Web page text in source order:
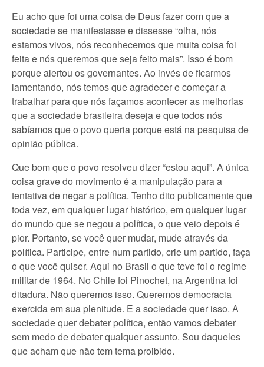
Eu acho que foi uma coisa de Deus fazer com que a
sociedade se manifestasse e dissesse “olha, nós
estamos vivos, nós reconhecemos que muita coisa foi
feita e nós queremos que seja feito mais”. Isso é bom
porque alertou os governantes. Ao invés de ficarmos
lamentando, nós temos que agradecer e começar a
trabalhar para que nós façamos acontecer as melhorias
que a sociedade brasileira deseja e que todos nós
sabíamos que o povo queria porque está na pesquisa de
opinião pública.
Que bom que o povo resolveu dizer “estou aqui”. A única
coisa grave do movimento é a manipulação para a
tentativa de negar a política. Tenho dito publicamente que
toda vez, em qualquer lugar histórico, em qualquer lugar
do mundo que se negou a política, o que veio depois é
pior. Portanto, se você quer mudar, mude através da
política. Participe, entre num partido, crie um partido, faça
o que você quiser. Aqui no Brasil o que teve foi o regime
militar de 1964. No Chile foi Pinochet, na Argentina foi
ditadura. Não queremos isso. Queremos democracia
exercida em sua plenitude. E a sociedade quer isso. A
sociedade quer debater política, então vamos debater
sem medo de debater qualquer assunto. Sou daqueles
que acham que não tem tema proibido.